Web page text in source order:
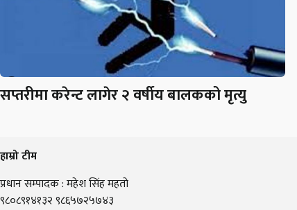
सप्तरीमा करेन्ट लागेर २ वर्षीय बालकको मृत्यु
हाम्रो टीम
प्रधान सम्पादक : महेश सिंह महतो
९८०८९१४१३२ ९८६५७२५७४३